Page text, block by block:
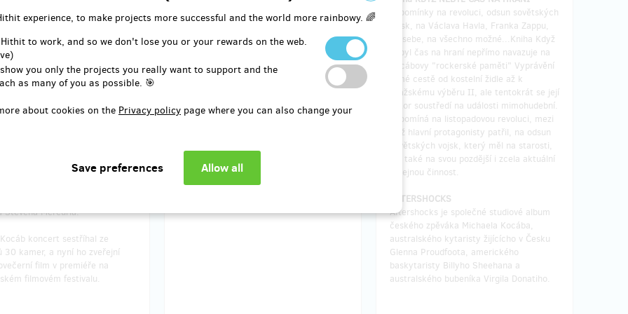
experience, to make projects more successful and the world more rainbowy. 🌈
to work, and so we don't lose you or your rewards on the web.
you only the projects you really want to support and the
as many of you as possible. 🎯
about cookies on the Privacy policy page where you can also change your
velkolepém koncertě spojeném
40. výročí založení skupiny
O2 Aréně se 7. prosince 2016
jedna legenda československé a
české hudební scény. Ikonická
člen kapely Ondřej Soukup, a
Stevena Mercuria.
koncert sestříhal ze
30 kamer, a nyní ho zveřejní
film v premiéře na
filmovém festivalu.
Vzpomínky na revoluci, odsun sovětských
vojsk, na Václava Havla, Franka Zappu,
na sebe, na všechno možné...Kniha Když
nebyl čas na hraní nepřímo navazuje na
Kocábovy "rockerské paměti" Vyprávění
o mé cestě od kostelní židle až k
Pražskému výběru II, ale tentokrát se její
autor soustředí na události mimohudební.
Vzpomíná na listopadovou revoluci, mezi
jejíž hlavní protagonisty patřil, na odsun
sovětských vojsk, který měl na starosti,
ale také na svou pozdější i zcela aktuální
veřejnou činnost.
AFTERSHOCKS
Aftershocks je společné studiové album
českého zpěváka Michaela Kocába,
australského kytaristy žijícícho v Česku
Glenna Proudfoota, amerického
baskytaristy Billyho Sheehana a
australského bubeníka Virgila Donatiho.